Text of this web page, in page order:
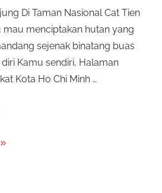
Di Taman Nasional Cat Tien
mau menciptakan hutan yang
sejenak binatang buas
Kamu sendiri, Halaman
Kota Ho Chi Minh …
Next
»